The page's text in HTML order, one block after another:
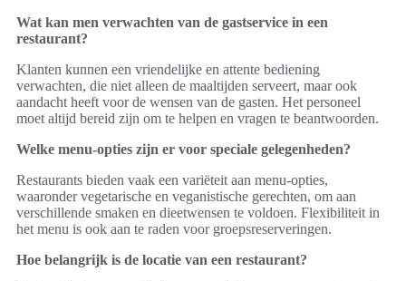
Wat kan men verwachten van de gastservice in een
restaurant?
Klanten kunnen een vriendelijke en attente bediening
verwachten, die niet alleen de maaltijden serveert, maar ook
aandacht heeft voor de wensen van de gasten. Het personeel
moet altijd bereid zijn om te helpen en vragen te beantwoorden.
Welke menu-opties zijn er voor speciale gelegenheden?
Restaurants bieden vaak een variëteit aan menu-opties,
waaronder vegetarische en veganistische gerechten, om aan
verschillende smaken en dieetwensen te voldoen. Flexibiliteit in
het menu is ook aan te raden voor groepsreserveringen.
Hoe belangrijk is de locatie van een restaurant?